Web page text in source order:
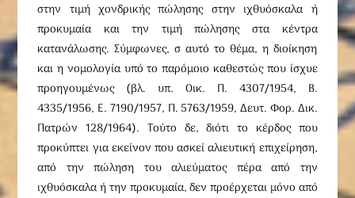
στην τιμή χονδρικής πώλησης στην ιχθυόσκαλα ή
προκυμαία και την τιμή πώλησης στα κέντρα
κατανάλωσης. Σύμφωνες, σ αυτό το θέμα, η διοίκηση
και η νομολογία υπό το παρόμοιο καθεστώς που ίσχυε
προηγουμένως (βλ. υπ. Oικ. Π. 4307/1954, B.
4335/1956, E. 7190/1957, Π. 5763/1959, Δευτ. Φορ. Δικ.
Πατρών 128/1964). Tούτο δε, διότι το κέρδος που
προκύπτει για εκείνον που ασκεί αλιευτική επιχείρηση,
από την πώληση του αλιεύματος πέρα από την
ιχθυόσκαλα ή την προκυμαία, δεν προέρχεται μόνο από